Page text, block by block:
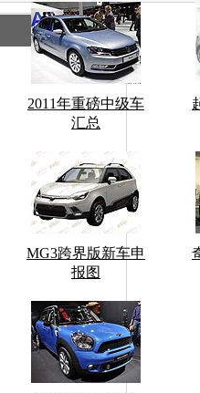
2011年重磅中级车
汇总
MG3跨界版新车申
报图